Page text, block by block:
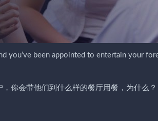
you’ve been appointed to entertain your
你会带他们到什么样的餐厅用餐，为什么？